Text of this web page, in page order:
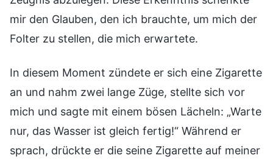
mir den Glauben, den ich brauchte, um mich der
Folter zu stellen, die mich erwartete.
In diesem Moment zündete er sich eine Zigarette
an und nahm zwei lange Züge, stellte sich vor
mich und sagte mit einem bösen Lächeln: „Warte
nur, das Wasser ist gleich fertig!“ Während er
sprach, drückte er die seine Zigarette auf meiner